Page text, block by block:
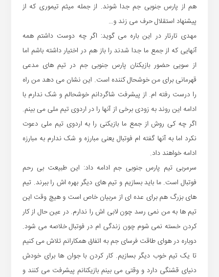
هم از پارس جنوبی جم جدا شوند. از جمله میثم تیموری که از
پیشنهاد استقلال حرف می زند و…
مهدی تارتار در این باره می گوید: اگر چه دوست داشتم همه
آنهایی که از جمع ما جدا شدند را باز هم در اختیار داشته باشم اما
از سویی حضور بازیکنان پارس جنوبی جم در تیم های مدعی
قهرمانی برای من خوشحال کننده است. این نشان می دهد من راه
را درست رفته ام. از پیشرفت شاگردانم خوشحالم و شک ندارم با
ادامه این روند به زودی برخی از آنها را در اردوی تیم ملی می بینم.
اگر چه کی روش از جمع ما بازیکنی را به اردوی تیم ملی دعوت
نکرد اما به آنها گفته ام فوتبال یعنی مبارزه و شک ندارم به مبارزه
ادامه خواهند داد.
سرمربی تیم پارس جنوبی جم ادامه داد: این طبیعت بی رحم
فوتبال است. ما باید بسازیم و تیم های دیگر بهره اش را ببرند. تیم
های بزرگ هم برای عده ای از مربیان خاص است و هیچ وقت این
تیم ها به من نمی رسد چون لابی اش را ندارم. در عین حال از کار
کردن خسته نمی شوم چون زندگی ام در فوتبال خلاصه می شود.
دوباره در هوای طاقت فرسای جم به اتفاق همکارانم تلاش می کنیم
تا یک تیم خوب دیگر بسازیم. کار کردن با جوان ها برای خودش
دنیای قشنگی دارد و وقتی می بینم بازیکنانم پیشرفت می کنند و